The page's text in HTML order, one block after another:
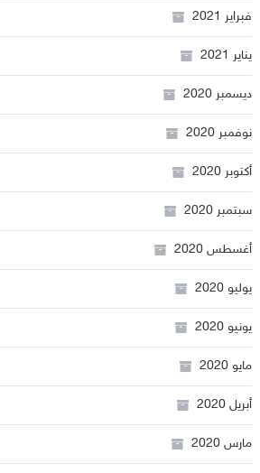
فبراير 2021
يناير 2021
ديسمبر 2020
نوفمبر 2020
أكتوبر 2020
سبتمبر 2020
أغسطس 2020
يوليو 2020
يونيو 2020
مايو 2020
أبريل 2020
مارس 2020